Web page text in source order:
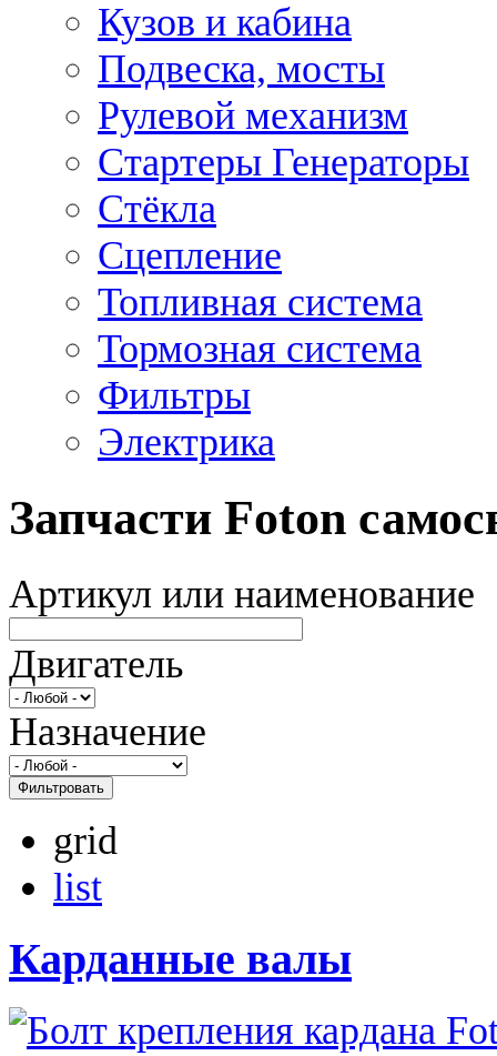
Кузов и кабина
Подвеска, мосты
Рулевой механизм
Стартеры Генераторы
Стёкла
Сцепление
Топливная система
Тормозная система
Фильтры
Электрика
Запчасти Foton
Артикул или наименование
Двигатель
Назначение
Фильтровать
grid
list
Карданные валы